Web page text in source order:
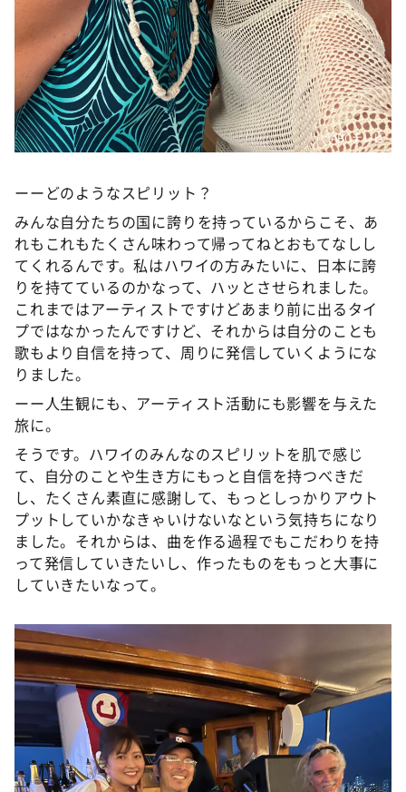
©️ABCテレビ
ーーどのようなスピリット？
みんな自分たちの国に誇りを持っているからこそ、あ
れもこれもたくさん味わって帰ってねとおもてなしし
てくれるんです。私はハワイの方みたいに、日本に誇
りを持てているのかなって、ハッとさせられました。
これまではアーティストですけどあまり前に出るタイ
プではなかったんですけど、それからは自分のことも
歌もより自信を持って、周りに発信していくようにな
りました。
ーー人生観にも、アーティスト活動にも影響を与えた
旅に。
そうです。ハワイのみんなのスピリットを肌で感じ
て、自分のことや生き方にもっと自信を持つべきだ
し、たくさん素直に感謝して、もっとしっかりアウト
プットしていかなきゃいけないなという気持ちになり
ました。それからは、曲を作る過程でもこだわりを持
って発信していきたいし、作ったものをもっと大事に
していきたいなって。